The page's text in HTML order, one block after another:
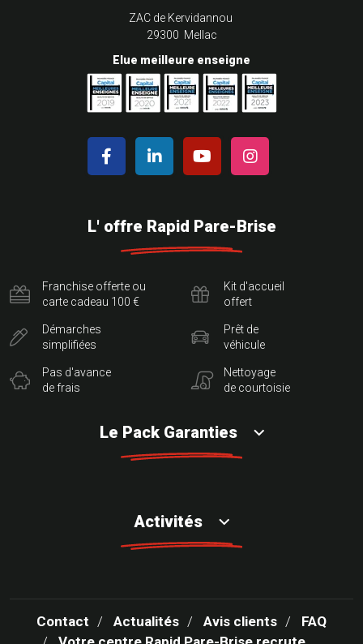
ZAC de Kervidannou
29300 Mellac
Elue meilleure enseigne
L' offre Rapid Pare-Brise
Franchise offerte ou
carte cadeau 100 €
Démarches
simplifiées
Pas d'avance
de frais
Kit d'accueil
offert
Prêt de
véhicule
Nettoyage
de courtoisie
Le Pack Garanties
Activités
Contact Actualités Avis clients
FAQ